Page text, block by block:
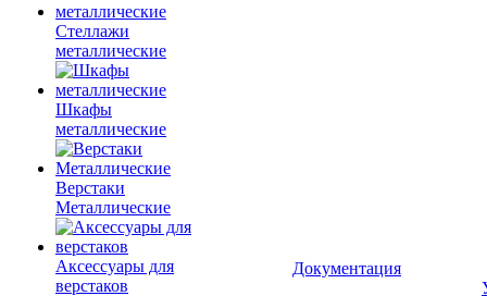
Стеллажи
металлические
Шкафы
металлические
Верстаки
Металлические
Аксессуары для
верстаков
Документация